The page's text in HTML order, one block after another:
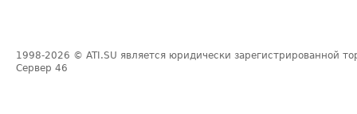
1998-2026 © ATI.SU является юридически зарегистрированной
Сервер 46